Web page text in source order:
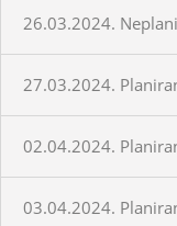
26.03.2024.
27.03.2024.
02.04.2024.
03.04.2024.